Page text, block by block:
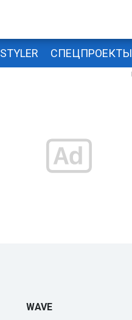
STYLER СПЕЦПРОЕКТЫ
WAVE